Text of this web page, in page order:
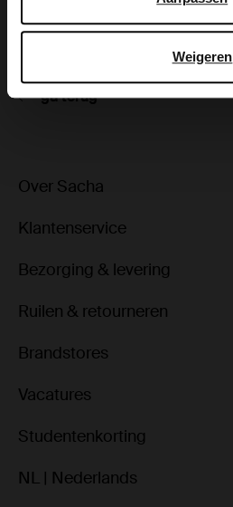
Weigeren
Bezorgen & retour
ga terug
Over Sacha
Klantenservice
Bezorging & levering
Ruilen & retourneren
Brandstores
Vacatures
Studentenkorting
NL | Nederlands